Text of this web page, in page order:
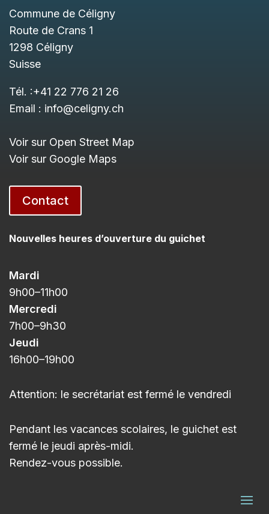
Commune de Céligny
Route de Crans 1
1298 Céligny
Suisse
Tél. :+41 22 776 21 26
Email : info@celigny.ch
Voir sur Open Street Map
Voir sur Google Maps
Contact
Nouvelles heures d’ouverture du guichet
Mardi
9h00–11h00
Mercredi
7h00–9h30
Jeudi
16h00–19h00
Attention: le secrétariat est fermé le vendredi
Pendant les vacances scolaires, le guichet est
fermé le jeudi après-midi.
Rendez-vous possible.